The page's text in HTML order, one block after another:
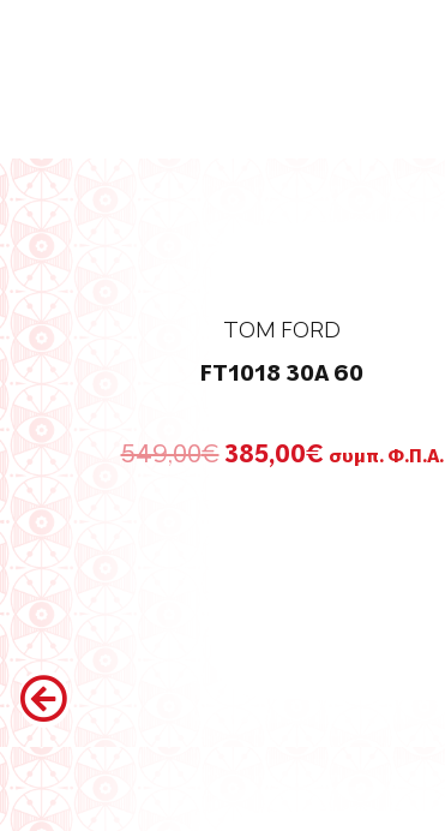
TOM FORD
FT1018 30A 60
549,00€ Original
385,00€Ησυμπ. Φ.Π.Α.